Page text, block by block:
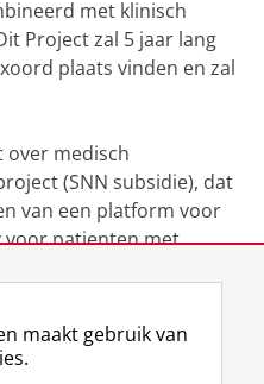
met klinisch
Project zal 5 jaar lang
plaats vinden en zal
over medisch
(SNN subsidie), dat
van een platform voor
voor patienten met
08:15
maakt gebruik van